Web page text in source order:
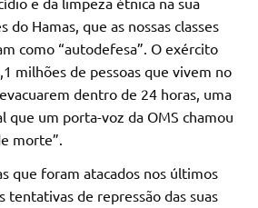
do Hamas, que as nossas classes
como “autodefesa”. O exército
milhões de pessoas que vivem no
dentro de 24 horas, uma
que um porta-voz da OMS chamou
morte”.
que foram atacados nos últimos
tentativas de repressão das suas